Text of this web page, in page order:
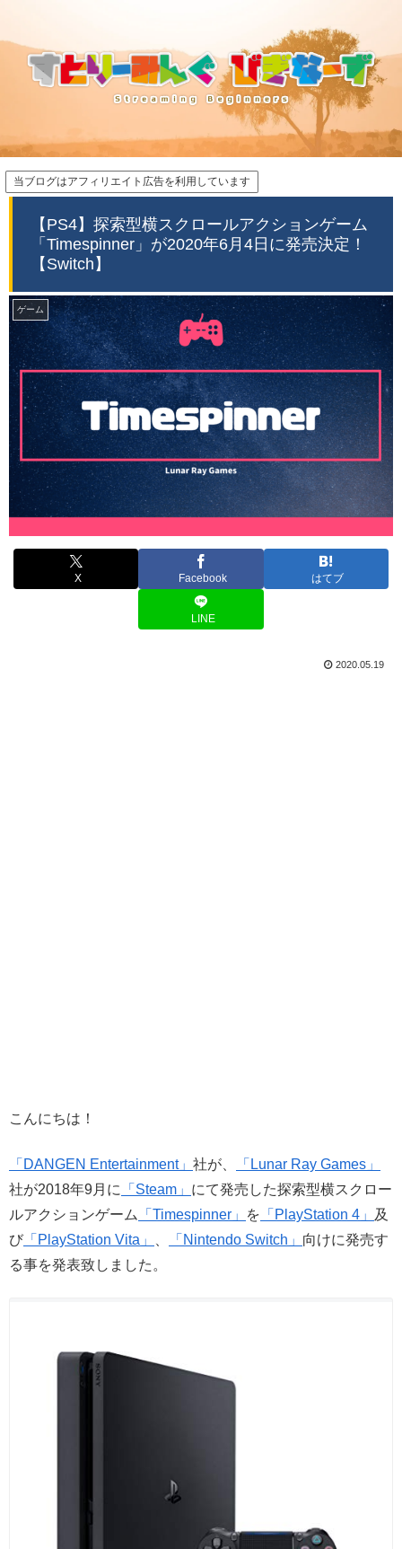
当ブログはアフィリエイト広告を利用しています
【PS4】探索型横スクロールアクションゲーム
「Timespinner」が2020年6月4日に発売決定！
【Switch】
ゲーム
X Facebook はてブ
LINE
2020.05.19
こんにちは！
「DANGEN Entertainment」 社が、
「Lunar Ray Games」
社が2018年9月に
「Steam」 にて発売した探索型横スクロー
ルアクションゲーム
「Timespinner」 を 「PlayStation 4」
及
び 「PlayStation Vita」 「Nintendo Switch」 向けに発売す
る事を発表致しました。